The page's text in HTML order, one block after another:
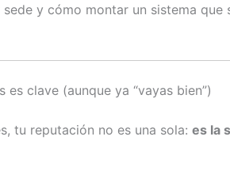
y cómo montar un sistema que
es clave (aunque ya “vayas bien”)
tu reputación no es una sola: es la